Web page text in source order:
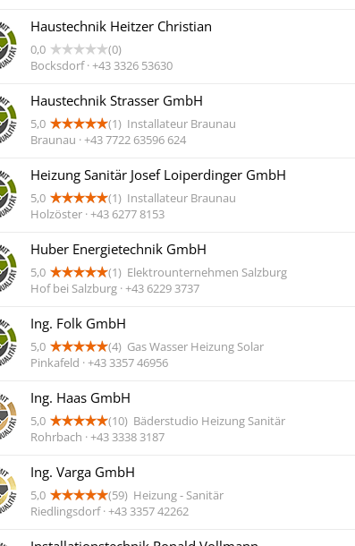
Haustechnik Heitzer Christian
0,0
(0)
Bocksdorf · +43 3326 53630
Haustechnik Strasser GmbH
5,0 (1) Installateur Braunau
Braunau · +43 7722 63596 624
Heizung Sanitär Josef Loiperdinger GmbH
5,0 (1) Installateur Braunau
Holzöster · +43 6277 8153
Huber Energietechnik GmbH
5,0 (1) Elektrounternehmen Salzburg
Hof bei Salzburg · +43 6229 3737
Ing. Folk GmbH
5,0 (4) Gas Wasser Heizung Solar
Pinkafeld · +43 3357 46956
Ing. Haas GmbH
5,0 (10) Bäderstudio Heizung Sanitär
Rohrbach · +43 3338 3187
Ing. Varga GmbH
5,0 (59) Heizung - Sanitär
Riedlingsdorf · +43 3357 42262